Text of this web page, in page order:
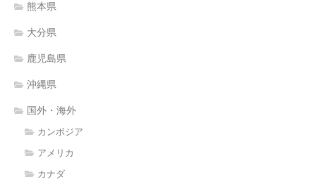
熊本県
大分県
鹿児島県
沖縄県
国外・海外
カンボジア
アメリカ
カナダ